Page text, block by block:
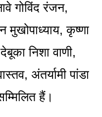
गोविंद रंजन,
मुखोपाध्याय, कृष्णा
निशा वाणी,
अंतर्यामी पांडा
हैं।